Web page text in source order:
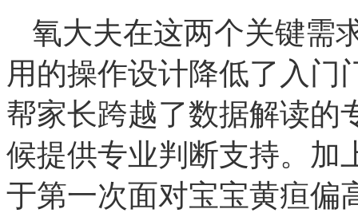
氧大夫在这两个关键需
用的操作设计降低了入门
帮家长跨越了数据解读的
候提供专业判断支持。加
于第一次面对宝宝黄疸偏